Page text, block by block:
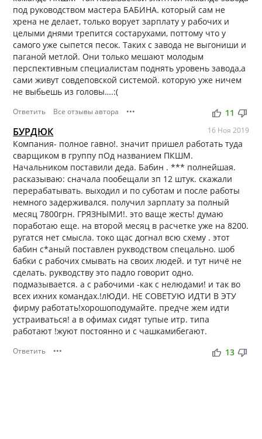
под руководством мастера БАБИНА. который сам не
хрена не делает, только ворует зарплату у рабочих и
целыми днями трепится состарухами, поттому что у
самого уже сыпется песок. Таких с завода не выгониши и
паганой метлой. Они только мешают молодым
перспективным специалистам поднять уровень завода,а
сами живут совдеповской системой. которую уже ничем
не выбьешь из головы….:(
Ответить Все отзывы автора ••• thumb_up thumb_down
11
БУРДЮК 16 Ноя 2019
Компания- полное гавно!. значит пришел работать туда
сварщиком в группу пОд названием ПКШМ.
Начальником поставили деда. Бабин . *** полнейшая.
расказываю: сначала пообещали зп 12 штук. скажали
перерабатывать. выходил и по суботам и после работы
немного задерживался. получил зарплату за полный
месяц 7800грн. ГРЯЗНЫМИ!. это ваще жесть! думаю
поработаю еще. на второй месяц в расчетке уже на 8200.
ругатся нет смысла. токо щас догнал всю схему . этот
бабин с*аный поставлен рукводством спецально. шоб
бабки с рабочих смывать на своих людей. и тут ничё не
сделать. рукводству это падло говорит одно.
подмазывается. а с рабочими -как с нелюдами! и так во
всех ихних командах.!лЮДИ. НЕ СОВЕТУЮ ИДТИ В ЭТУ
фирму работать!хорошоподумайте. предче жем идти
устраиваться! а в офимах сидят тупые итр. типа
работают !жуют постоянно и с чашкамибегают.
Ответить ••• thumb_up thumb_down
13